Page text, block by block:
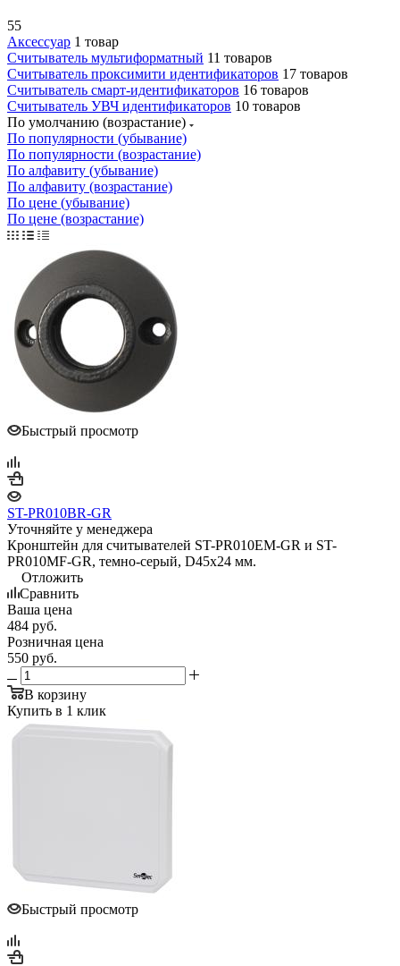
55
Аксессуар 1 товар
Считыватель мультиформатный 11 товаров
Считыватель проксимити идентификаторов 17 товаров
Считыватель смарт-идентификаторов 16 товаров
Считыватель УВЧ идентификаторов 10 товаров
По умолчанию (возрастание)
По популярности (убывание)
По популярности (возрастание)
По алфавиту (убывание)
По алфавиту (возрастание)
По цене (убывание)
По цене (возрастание)
Быстрый просмотр
ST-PR010BR-GR
Уточняйте у менеджера
Кронштейн для считывателей ST-PR010EM-GR и ST-
PR010MF-GR, темно-серый, D45x24 мм.
Отложить
Сравнить
Ваша цена
484 руб.
Розничная цена
550 руб.
В корзину
Купить в 1 клик
Быстрый просмотр